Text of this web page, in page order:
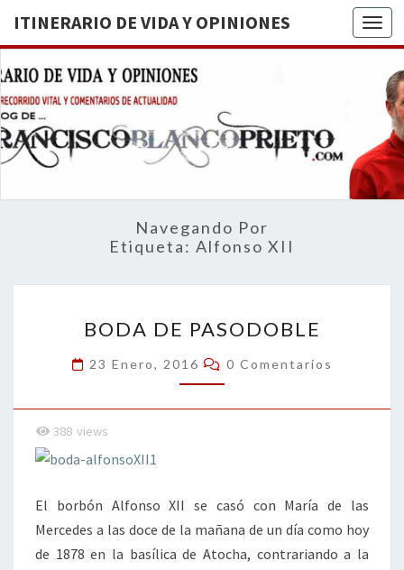
ITINERARIO DE VIDA Y OPINIONES
DE
BREVE
RECORRIDO
VITAL Y
ACTUALIDAD
Navegando Por
Etiqueta: Alfonso XII
DE
PASODOBLE
BODA DE PASODOBLE
23 Enero, 2016 Comentarios
0 Comentarios
388 views
El borbón Alfonso XII se casó con María de las
Mercedes a las doce de la mañana de un día como hoy
de 1878 en la basílica de Atocha, contrariando a la